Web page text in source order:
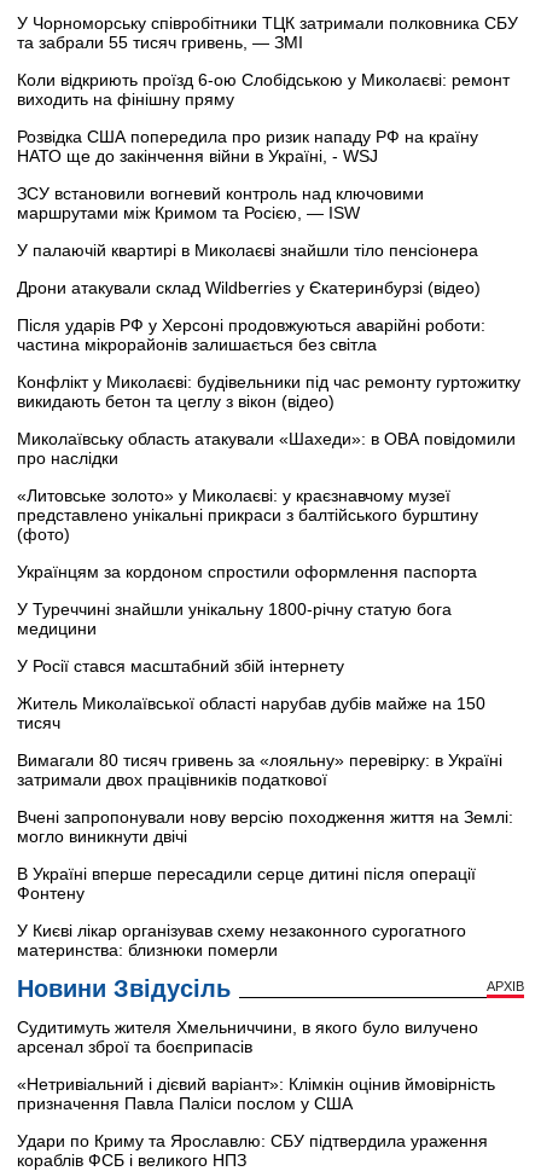
У Чорноморську співробітники ТЦК затримали полковника СБУ
та забрали 55 тисяч гривень, — ЗМІ
Коли відкриють проїзд 6-ою Слобідською у Миколаєві: ремонт
виходить на фінішну пряму
Розвідка США попередила про ризик нападу РФ на країну
НАТО ще до закінчення війни в Україні, - WSJ
ЗСУ встановили вогневий контроль над ключовими
маршрутами між Кримом та Росією, — ISW
У палаючій квартирі в Миколаєві знайшли тіло пенсіонера
Дрони атакували склад Wildberries у Єкатеринбурзі (відео)
Після ударів РФ у Херсоні продовжуються аварійні роботи:
частина мікрорайонів залишається без світла
Конфлікт у Миколаєві: будівельники під час ремонту гуртожитку
викидають бетон та цеглу з вікон (відео)
Миколаївську область атакували «Шахеди»: в ОВА повідомили
про наслідки
«Литовське золото» у Миколаєві: у краєзнавчому музеї
представлено унікальні прикраси з балтійського бурштину
(фото)
Українцям за кордоном спростили оформлення паспорта
У Туреччині знайшли унікальну 1800-річну статую бога
медицини
У Росії стався масштабний збій інтернету
Житель Миколаївської області нарубав дубів майже на 150
тисяч
Вимагали 80 тисяч гривень за «лояльну» перевірку: в Україні
затримали двох працівників податкової
Вчені запропонували нову версію походження життя на Землі:
могло виникнути двічі
В Україні вперше пересадили серце дитині після операції
Фонтену
У Києві лікар організував схему незаконного сурогатного
материнства: близнюки померли
Новини Звідусіль АРХІВ
Судитимуть жителя Хмельниччини, в якого було вилучено
арсенал зброї та боєприпасів
«Нетривіальний і дієвий варіант»: Клімкін оцінив ймовірність
призначення Павла Паліси послом у США
Удари по Криму та Ярославлю: СБУ підтвердила ураження
кораблів ФСБ і великого НПЗ